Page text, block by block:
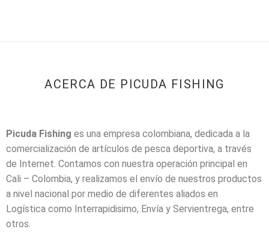
ACERCA DE PICUDA FISHING
Picuda Fishing es una empresa colombiana, dedicada a la
comercialización de artículos de pesca deportiva, a través
de Internet. Contamos con nuestra operación principal en
Cali – Colombia, y realizamos el envío de nuestros productos
a nivel nacional por medio de diferentes aliados en
Logística como Interrapidisimo, Envía y Servientrega, entre
otros.